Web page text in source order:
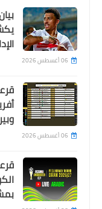
Egypt
كولر يعلن
بيراميدز
Egypt
06 أغسطس 2026
06 أغسطس 2026